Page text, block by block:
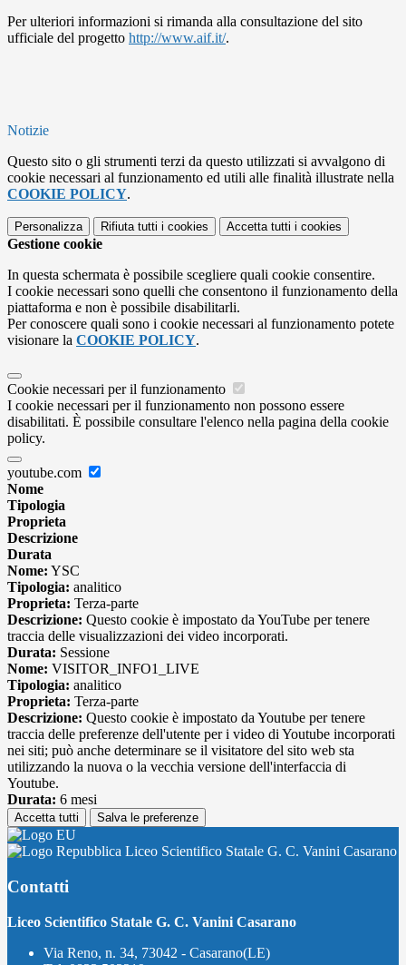
Per ulteriori informazioni si rimanda alla consultazione del sito
ufficiale del progetto http://www.aif.it/.
Notizie
Questo sito o gli strumenti terzi da questo utilizzati si avvalgono di
cookie necessari al funzionamento ed utili alle finalità illustrate nella
COOKIE POLICY.
Personalizza Rifiuta tutti i cookies Accetta tutti i cookies
Gestione cookie
In questa schermata è possibile scegliere quali cookie consentire.
I cookie necessari sono quelli che consentono il funzionamento della
piattaforma e non è possibile disabilitarli.
Per conoscere quali sono i cookie necessari al funzionamento potete
visionare la COOKIE POLICY.
Cookie necessari per il funzionamento
I cookie necessari per il funzionamento non possono essere
disabilitati. È possibile consultare l'elenco nella pagina della cookie
policy.
youtube.com
Nome
Tipologia
Proprieta
Descrizione
Durata
Nome: YSC
Tipologia: analitico
Proprieta: Terza-parte
Descrizione: Questo cookie è impostato da YouTube per tenere
traccia delle visualizzazioni dei video incorporati.
Durata: Sessione
Nome: VISITOR_INFO1_LIVE
Tipologia: analitico
Proprieta: Terza-parte
Descrizione: Questo cookie è impostato da Youtube per tenere
traccia delle preferenze dell'utente per i video di Youtube incorporati
nei siti; può anche determinare se il visitatore del sito web sta
utilizzando la nuova o la vecchia versione dell'interfaccia di
Youtube.
Durata: 6 mesi
Accetta tutti Salva le preferenze
Liceo Scientifico Statale G. C. Vanini Casarano
Contatti
Liceo Scientifico Statale G. C. Vanini Casarano
Via Reno, n. 34, 73042 - Casarano(LE)